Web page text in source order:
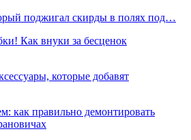
поджигал скирды в полях под…
Как внуки за бесценок
которые добавят
как правильно демонтировать